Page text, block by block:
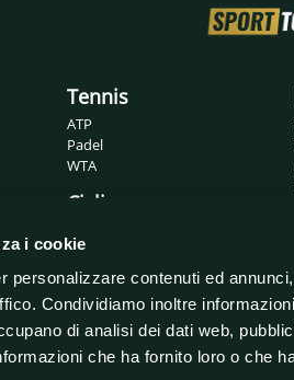
i cookie
personalizzare contenuti ed
Condividiamo inoltre
di analisi dei dati web,
che ha fornito loro o che
Tennis
ATP
Padel
WTA
Ciclismo
Tour de France